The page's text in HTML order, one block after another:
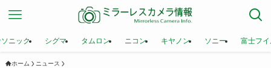
ニック シグマ タムロン ニコン キヤノン ソニー 富士フ
ホーム ニュース